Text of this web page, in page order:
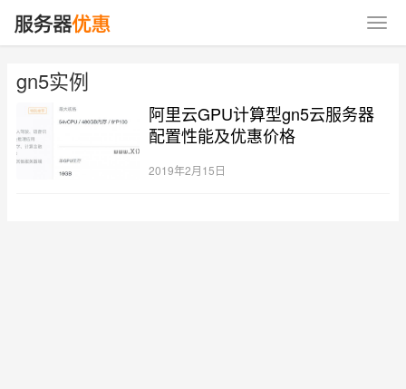
gn5实例
阿里云GPU计算型gn5云服务器
配置性能及优惠价格
2019年2月15日